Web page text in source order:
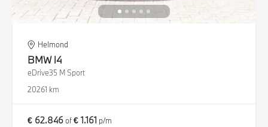
Helmond
BMW i4
eDrive35 M Sport
20261 km
€ 62.846of€ 1.161 p/m